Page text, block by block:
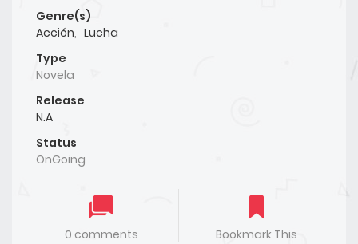
Genre(s)
Acción, Lucha
Type
Novela
Release
N.A
Status
OnGoing
0 comments Bookmark This